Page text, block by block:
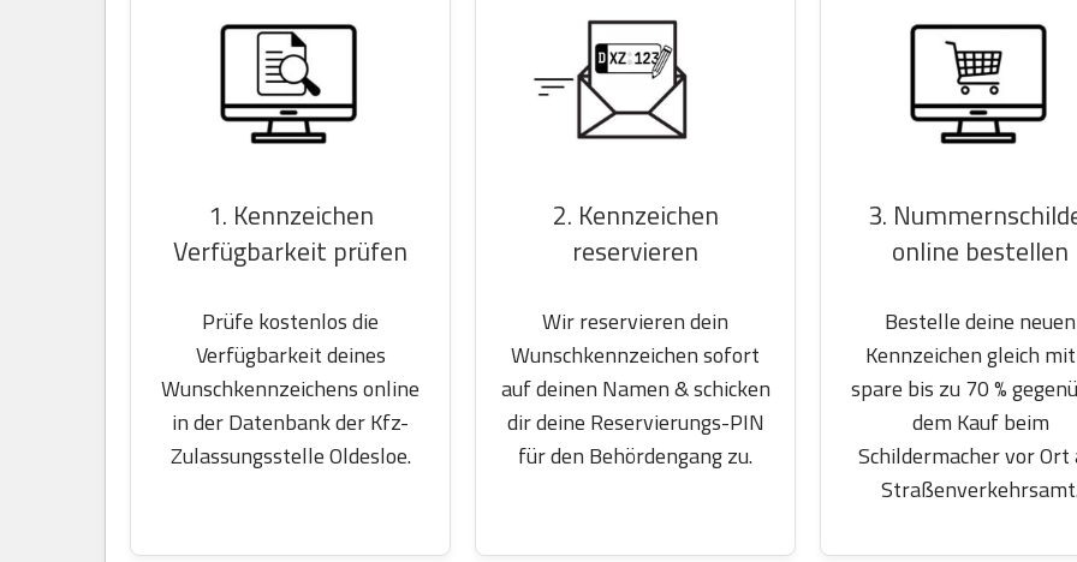
1. Kennzeichen
Verfügbarkeit prüfen
Prüfe kostenlos die
Verfügbarkeit deines
Wunschkennzeichens online
in der Datenbank der Kfz-
Zulassungsstelle Oldesloe.
2. Kennzeichen
reservieren
Wir reservieren dein
Wunschkennzeichen sofort
auf deinen Namen & schicken
dir deine Reservierungs-PIN
für den Behördengang zu.
3.
online bestellen
Bestelle deine neuen
Kennzeichen gleich
spare bis zu 70 %
dem Kauf beim
Schildermacher vor Ort